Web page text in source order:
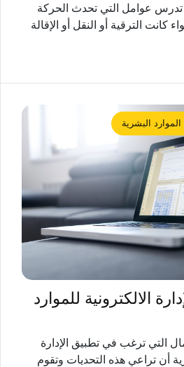
تدرس عوامل التي تحدث الحركة
كانت الترقية أو النقل أو الإقالة
الموارد البشرية
الالكترونية للموارد
التي ترغب في تطبيق الإدارة
أن تراعي هذه التحديات وتقوم